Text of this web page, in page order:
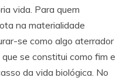
vida. Para quem
na materialidade
se como algo aterrador
se constitui como fim e
da vida biológica. No